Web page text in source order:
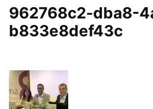
962768c2-dba8-
b833e8def43c